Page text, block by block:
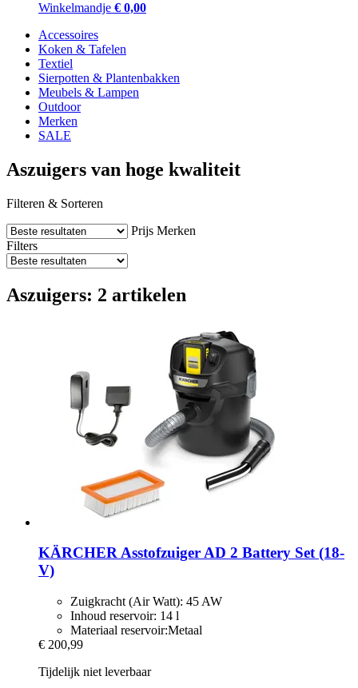
Winkelmandje € 0,00
Accessoires
Koken & Tafelen
Textiel
Sierpotten & Plantenbakken
Meubels & Lampen
Outdoor
Merken
SALE
Aszuigers van hoge kwaliteit
Filteren & Sorteren
Prijs Merken
Filters
Aszuigers: 2 artikelen
KÄRCHERAsstofzuiger AD 2 Battery Set (18-​
V)
Zuigkracht (Air Watt): 45 AW
Inhoud reservoir: 14 l
Materiaal reservoir:Metaal
€ 200,99
Tijdelijk niet leverbaar